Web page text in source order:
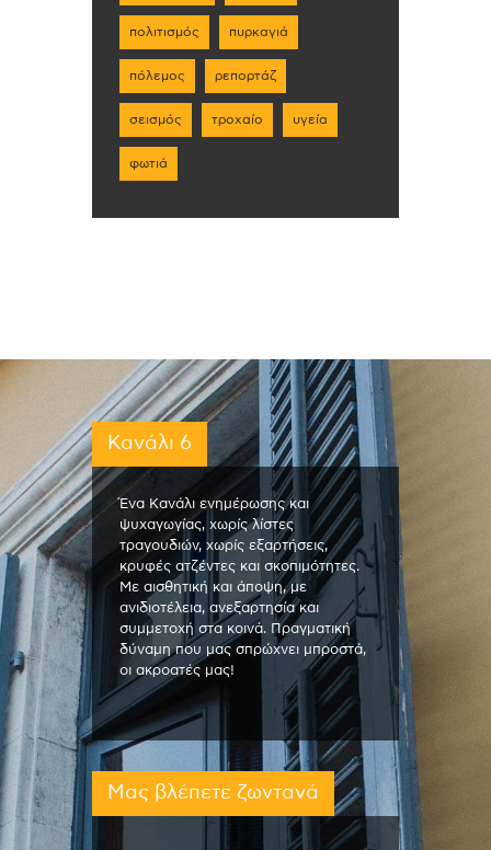
πολιτισμός πυρκαγιά
πόλεμος ρεπορτάζ
σεισμός τροχαίο υγεία
φωτιά
Κανάλι 6
Ένα Κανάλι ενημέρωσης και
ψυχαγωγίας, χωρίς λίστες
τραγουδιών, χωρίς εξαρτήσεις,
κρυφές ατζέντες και σκοπιμότητες.
Με αισθητική και άποψη, με
ανιδιοτέλεια, ανεξαρτησία και
συμμετοχή στα κοινά. Πραγματική
δύναμη που μας σπρώχνει μπροστά,
οι ακροατές μας!
Μας βλέπετε ζωντανά